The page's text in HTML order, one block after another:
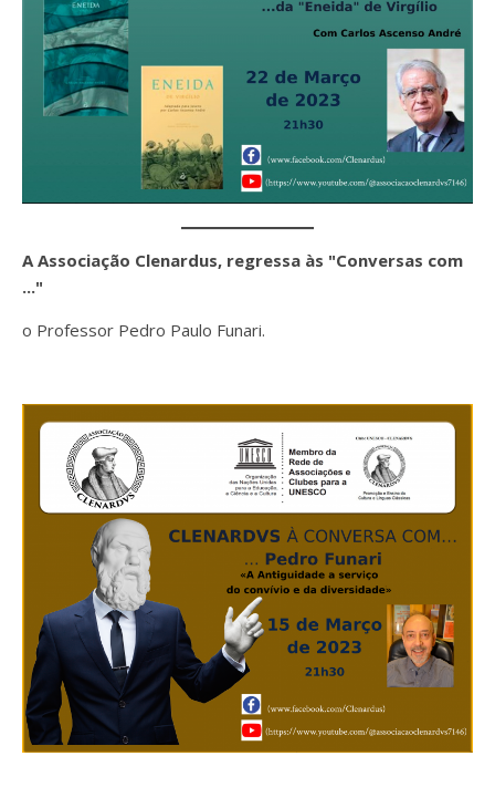
A Associação Clenardus, regressa às "Conversas com
..."
o Professor Pedro Paulo Funari.